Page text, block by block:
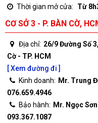
Thời gian mở cửa:
Từ
CƠ SỞ 3 - P. BÀN CỜ,
Địa chỉ: 26/9 Đường Số
Cờ - TP. HCM
[ Xem đường đi ]
Kinh doanh: Mr. Trung
076.659.4946
Bảo hành: Mr. Ngọc
093.367.1087